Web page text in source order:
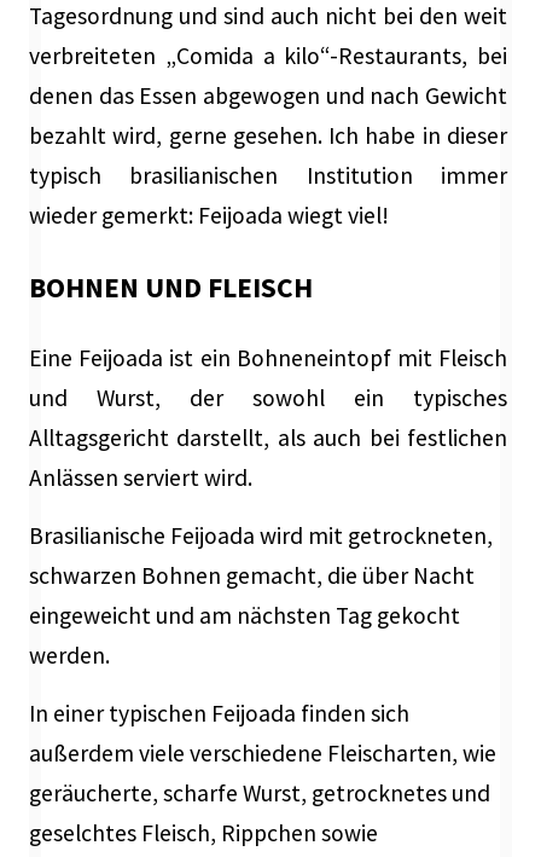
Tagesordnung und sind auch nicht bei den weit
verbreiteten „Comida a kilo“-Restaurants, bei
denen das Essen abgewogen und nach Gewicht
bezahlt wird, gerne gesehen. Ich habe in dieser
typisch brasilianischen Institution immer
wieder gemerkt: Feijoada wiegt viel!
BOHNEN UND FLEISCH
Eine Feijoada ist ein Bohneneintopf mit Fleisch
und Wurst, der sowohl ein typisches
Alltagsgericht darstellt, als auch bei festlichen
Anlässen serviert wird.
Brasilianische Feijoada wird mit getrockneten,
schwarzen Bohnen gemacht, die über Nacht
eingeweicht und am nächsten Tag gekocht
werden.
In einer typischen Feijoada finden sich
außerdem viele verschiedene Fleischarten, wie
geräucherte, scharfe Wurst, getrocknetes und
geselchtes Fleisch, Rippchen sowie